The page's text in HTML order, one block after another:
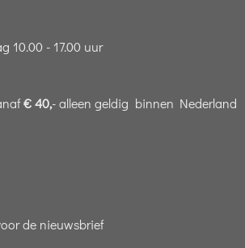
10.00 - 17.00 uur
€ 40,- alleen geldig binnen Nederland
de nieuwsbrief